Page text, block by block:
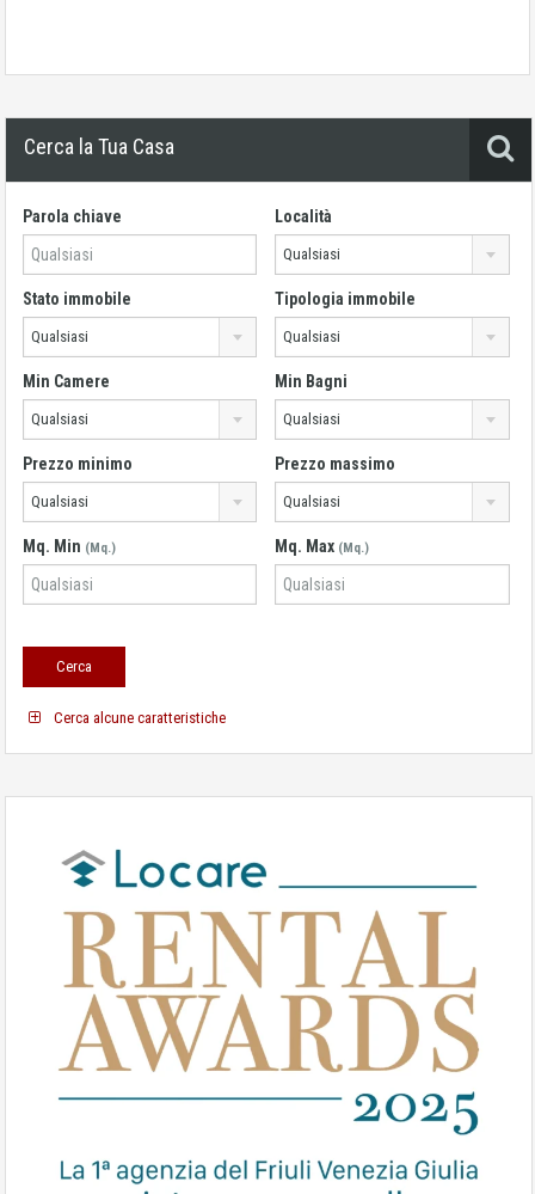
Cerca la Tua Casa
Parola chiave Località
Qualsiasi
Stato immobile
Qualsiasi
Tipologia immobile
Qualsiasi
Min Camere
Qualsiasi
Min Bagni
Qualsiasi
Prezzo minimo
Qualsiasi
Prezzo massimo
Qualsiasi
Mq. Min (Mq.) Mq. Max (Mq.)
Cerca alcune caratteristiche